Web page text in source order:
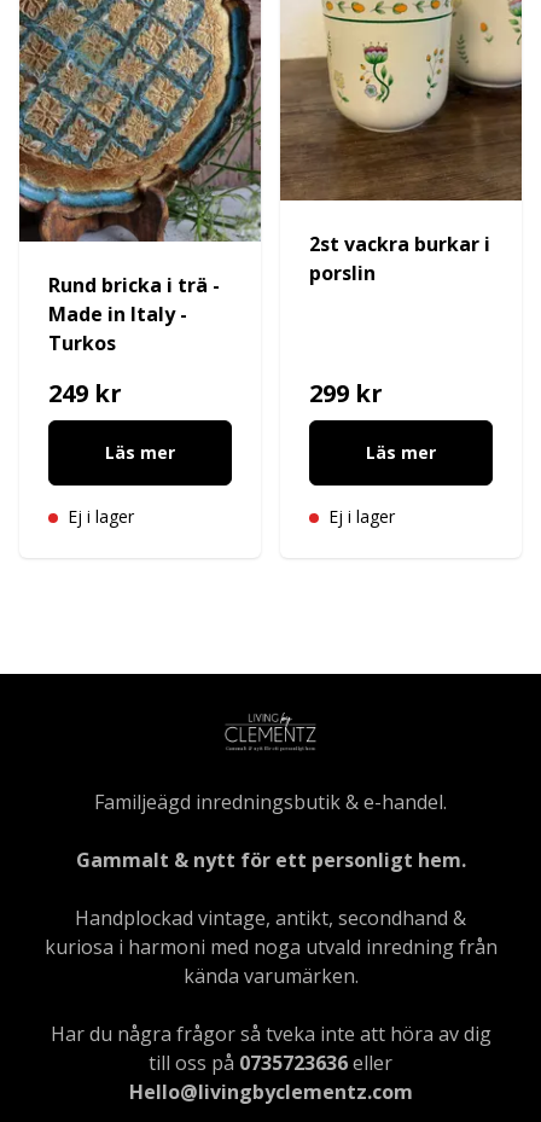
Rund bricka i trä -
Made in Italy -
Turkos
249 kr
Läs mer
Ej i lager
2st vackra burkar i
porslin
299 kr
Läs mer
Ej i lager
Familjeägd inredningsbutik & e-handel.
Gammalt & nytt för ett personligt hem.
Handplockad vintage, antikt, secondhand &
kuriosa i harmoni med noga utvald inredning från
kända varumärken.
Har du några frågor så tveka inte att höra av dig
till oss på 0735723636eller
Hello@livingbyclementz.com